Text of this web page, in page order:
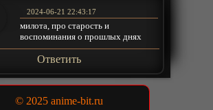
2024-06-21 22:43:17
милота, про старость и
воспоминания о прошлых днях
Ответить
© 2025 anime-bit.ru